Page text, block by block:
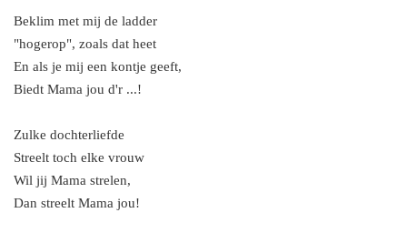
Beklim met mij de ladder
"hogerop", zoals dat heet
En als je mij een kontje geeft,
Biedt Mama jou d'r ...!
Zulke dochterliefde
Streelt toch elke vrouw
Wil jij Mama strelen,
Dan streelt Mama jou!